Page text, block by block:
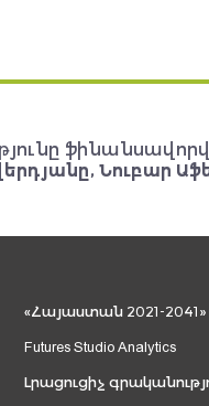
Նուբար
«Հայաստան 2021-2041»
Futures Studio Analytics
Լրացուցիչ